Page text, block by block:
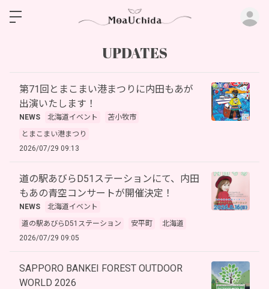
UPDATES
第71回とまこまい港まつりに内田もあが
出演いたします！
NEWS 北海道イベント
苫小牧市
とまこまい港まつり
2026/07/29 09:13
道の駅あびらD51ステーションにて、内田
もあの青空コンサートが開催決定！
NEWS
北海道イベント
道の駅あびらD51ステーション
安平町
北海道
2026/07/29 09:05
SAPPORO BANKEI FOREST OUTDOOR
WORLD 2026